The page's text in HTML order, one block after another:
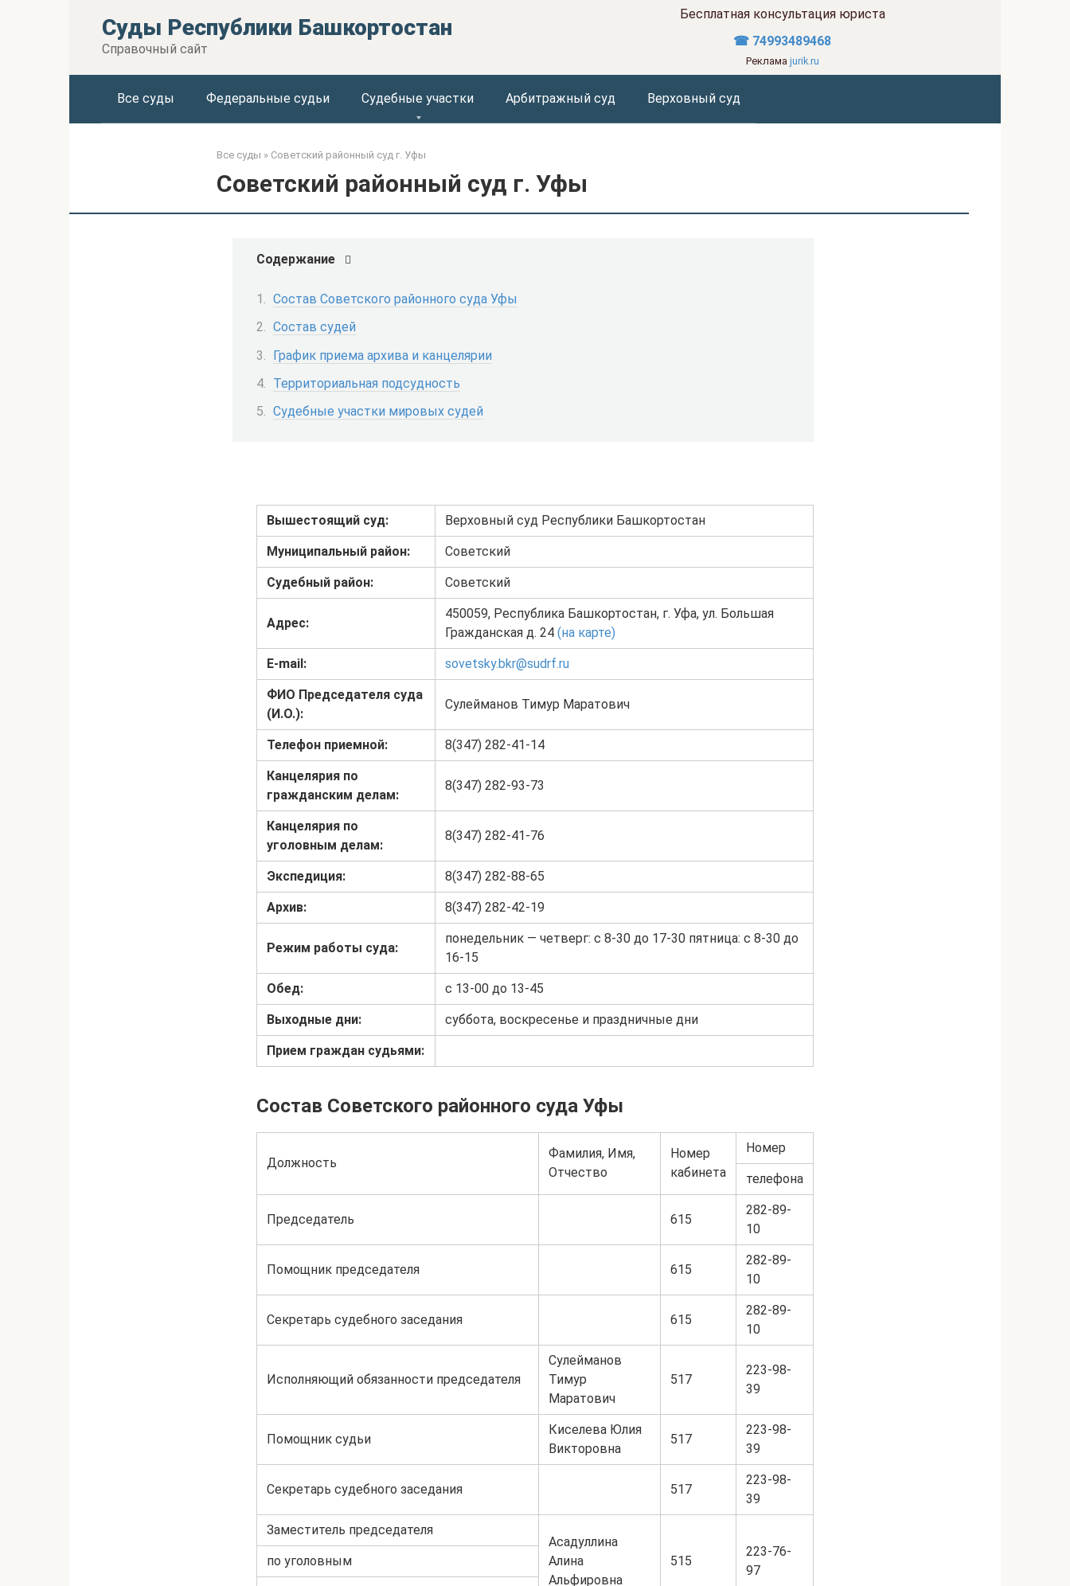
Суды Республики Башкортостан
Справочный сайт
Бесплатная консультация юриста
☎ 74993489468
Реклама jurik.ru
Все суды Федеральные судьи Судебные участки Арбитражный суд Верховный суд
Все суды » Советский районный суд г. Уфы
Советский районный суд г. Уфы
Содержание
Состав Советского районного суда Уфы
Состав судей
График приема архива и канцелярии
Территориальная подсудность
Судебные участки мировых судей
Вышестоящий суд: Верховный суд Республики Башкортостан
Муниципальный район: Советский
Судебный район: Советский
Адрес:
450059, Республика Башкортостан, г. Уфа, ул. Большая
Гражданская д. 24 (на карте)
E-mail: sovetsky.bkr@sudrf.ru
ФИО Председателя суда
(И.О.):
Сулейманов Тимур Маратович
Телефон приемной: 8(347) 282-41-14
Канцелярия по
гражданским делам:
8(347) 282-93-73
Канцелярия по
уголовным делам:
8(347) 282-41-76
Экспедиция: 8(347) 282-88-65
Архив: 8(347) 282-42-19
Режим работы суда:
понедельник — четверг: с 8-30 до 17-30 пятница: с 8-30 до
16-15
Обед: с 13-00 до 13-45
Выходные дни: суббота, воскресенье и праздничные дни
Прием граждан судьями:
Состав Советского районного суда Уфы
Должность
Фамилия, Имя,
Отчество
Номер
кабинета
Номер
телефона
Председатель 615
282-89-
10
Помощник председателя 615
282-89-
10
Секретарь судебного заседания 615
282-89-
10
Исполняющий обязанности председателя
Сулейманов
Тимур
Маратович
517
223-98-
39
Помощник судьи
Киселева Юлия
Викторовна
517
223-98-
39
Секретарь судебного заседания 517
223-98-
39
Заместитель председателя
Асадуллина
Алина
Альфировна
515
223-76-
97
по уголовным